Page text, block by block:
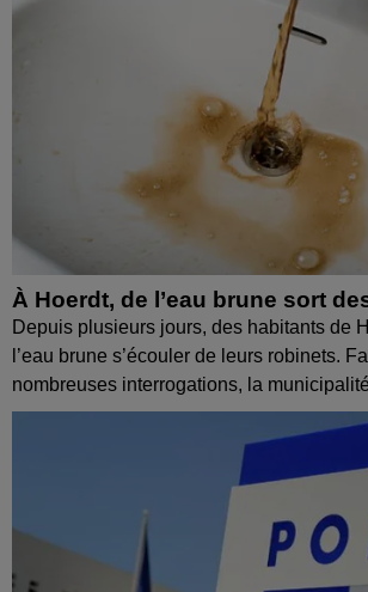
À Hoerdt, de l’eau brune sort
Depuis plusieurs jours, des habitants de
l’eau brune s’écouler de leurs robinets.
nombreuses interrogations, la